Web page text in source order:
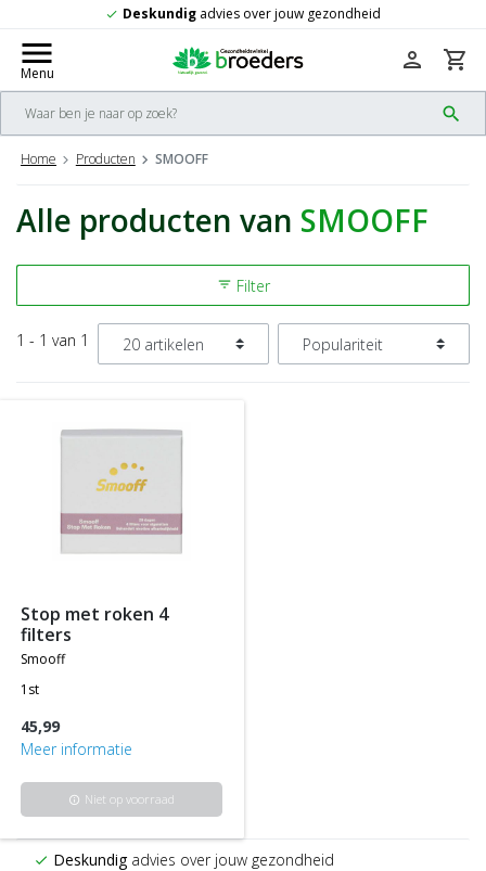
check Deskundig advies over jouw gezondheid
menu
Menu
search
person shopping_cart
Home Producten SMOOFF
Alle producten van SMOOFF
filter_list Filter
1 - 1 van 1
stop met roken 4
filters
smooff
1st
45,99
Meer informatie
info Niet op voorraad
check Deskundigadvies over jouw gezondheid